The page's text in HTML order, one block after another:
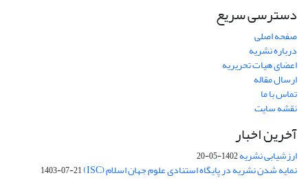
دسترسی سریع
صفحه اصلی
درباره نشریه
اعضای هیات تحریریه
ارسال مقاله
تماس با ما
نقشه سایت
آخرین اخبار
ارزشیابی نشریه1402-05-20
نمایه شدن نشریه در پایگاه استنادی علوم جهان اسلام (ISC) 1403-07-21